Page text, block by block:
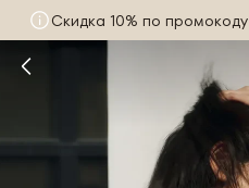
Скидка 10% по промокоду